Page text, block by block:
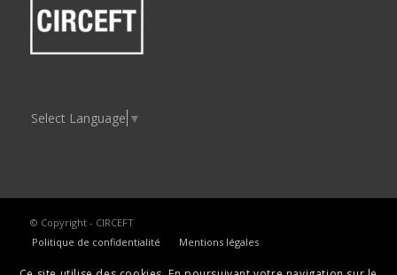
Select Language ▼
© Copyright - CIRCEFT
Politique de confidentialité
Mentions légales